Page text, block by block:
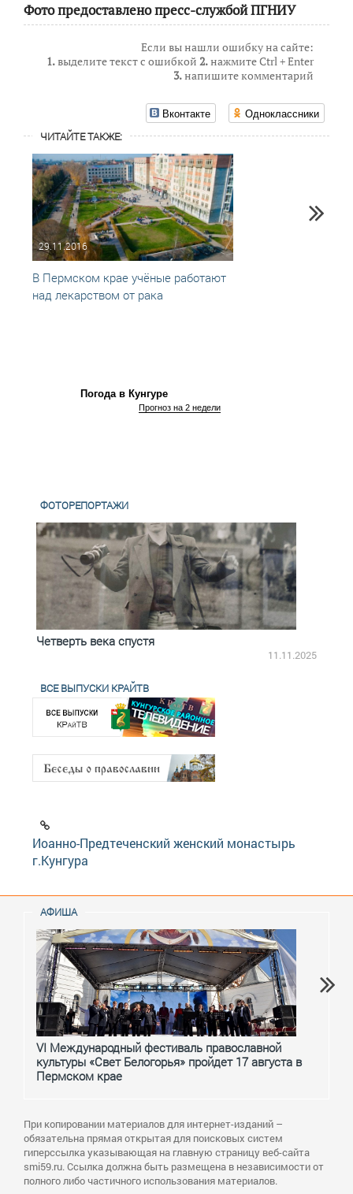
Фото предоставлено пресс-службой ПГНИУ
Если вы нашли ошибку на сайте:
1.выделите текст с ошибкой 2.нажмите Ctrl + Enter
3.напишите комментарий
Вконтакте Одноклассники
ЧИТАЙТЕ ТАКЖЕ:
29.11.2016
В Пермском крае учёные работают
над лекарством от рака
Погода в Кунгуре
Прогноз на 2 недели
ФОТОРЕПОРТАЖИ
Четверть века спустя
11.11.2025
ВСЕ ВЫПУСКИ КРАЙТВ
Иоанно-Предтеченский женский монастырь
г.Кунгура
АФИША
VI Международный фестиваль православной
культуры «Свет Белогорья» пройдет 17 августа в
Пермском крае
При копировании материалов для интернет-изданий –
обязательна прямая открытая для поисковых систем
гиперссылка указывающая на главную страницу веб-сайта
smi59.ru. Ссылка должна быть размещена в независимости от
полного либо частичного использования материалов.